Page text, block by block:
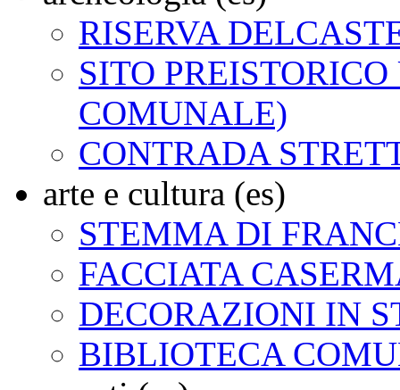
RISERVA
SITO
COMUNALE)
CONTRADA
arte e cultura (es)
STEMMA DI
FACCIATA
DECORAZIONI IN
BIBLIOTECA